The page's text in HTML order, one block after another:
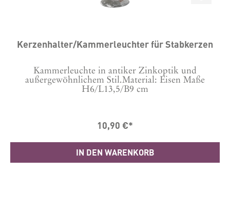
Kerzenhalter/Kammerleuchter für Stabkerzen
Kammerleuchte in antiker Zinkoptik und
außergewöhnlichem Stil.Material: Eisen Maße
H6/L13,5/B9 cm
10,90 €*
IN DEN WARENKORB